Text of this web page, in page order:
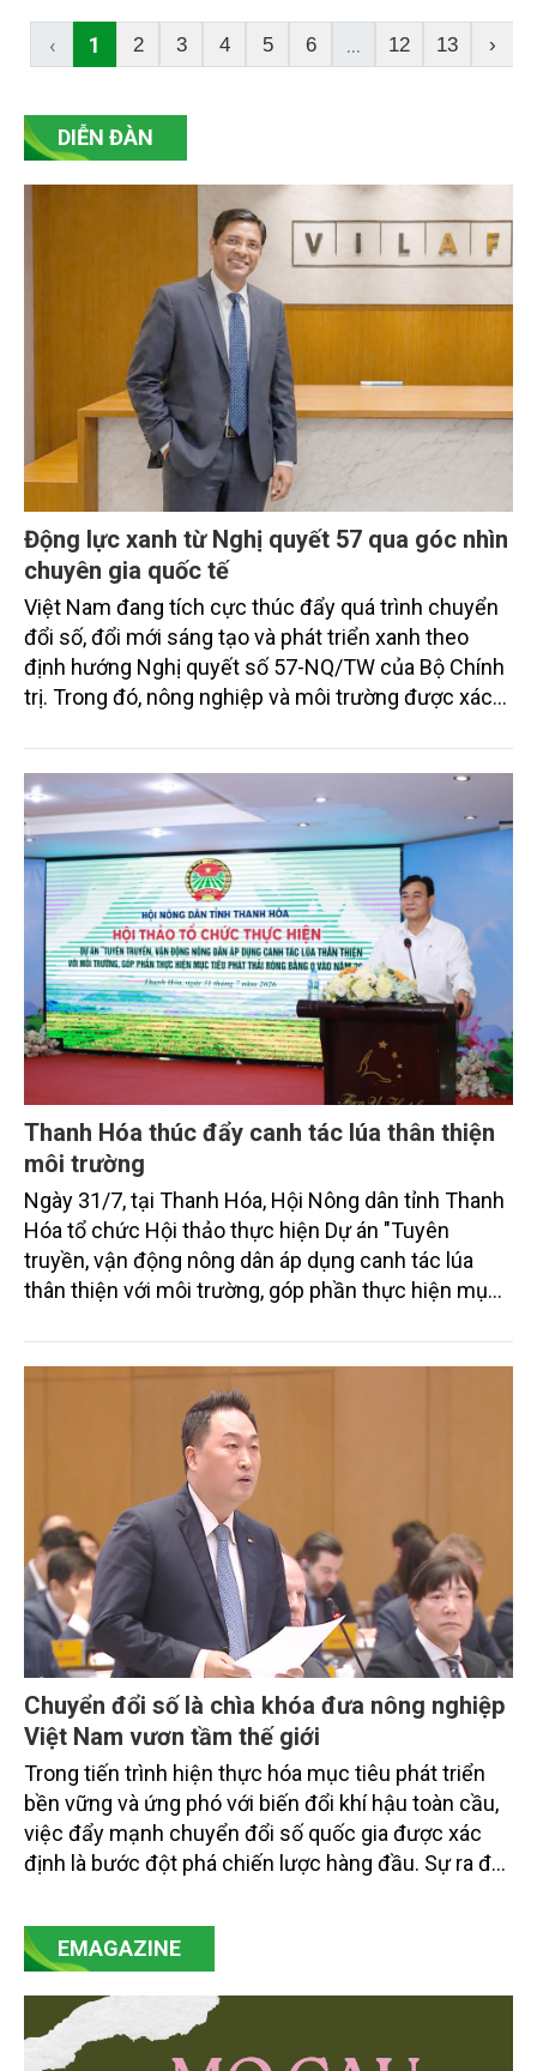
tạo diễn đàn kết nối các mô hình kinh tế do phụ nữ
làm chủ, mà còn đánh dấu sự ra đời của Hợp tác xã
Ba Vì GREEN - mô hình liên kết sản xuất, dịch vụ và
du lịch dựa trên thế mạnh thiên nhiên, văn hóa của
địa phương.
‹ 1 2 3 4 5 6 ... 12 13 ›
DIỄN ĐÀN
Động lực xanh từ Nghị quyết 57 qua góc nhìn
chuyên gia quốc tế
Việt Nam đang tích cực thúc đẩy quá trình chuyển
đổi số, đổi mới sáng tạo và phát triển xanh theo
định hướng Nghị quyết số 57-NQ/TW của Bộ Chính
trị. Trong đó, nông nghiệp và môi trường được xác
sắc bởi các tiến bộ công nghệ và cam kết bền vững
toàn cầu, đặc biệt là mục tiêu đưa phát thải ròng
bằng 0 (Net-Zero) vào năm 2050.
Thanh Hóa thúc đẩy canh tác lúa thân thiện
môi trường
Ngày 31/7, tại Thanh Hóa, Hội Nông dân tỉnh Thanh
Hóa tổ chức Hội thảo thực hiện Dự án "Tuyên
truyền, vận động nông dân áp dụng canh tác lúa
thân thiện với môi trường, góp phần thực hiện mục
trình thu hút sự tham gia của đông đảo đại biểu đến
từ các cơ quan quản lý nhà nước, đơn vị nghiên cứu,
doanh nghiệp, hợp tác xã và nông dân đang trực
tiếp triển khai mô hình sản xuất lúa phát thải thấp.
Chuyển đổi số là chìa khóa đưa nông nghiệp
Việt Nam vươn tầm thế giới
Trong tiến trình hiện thực hóa mục tiêu phát triển
bền vững và ứng phó với biến đổi khí hậu toàn cầu,
việc đẩy mạnh chuyển đổi số quốc gia được xác
định là bước đột phá chiến lược hàng đầu. Sự ra đời
mạnh mẽ, thúc đẩy quá trình cải cách toàn diện,
minh bạch hóa chuỗi cung ứng và nâng cao hiệu
then chốt là nông nghiệp và môi trường.
EMAGAZINE